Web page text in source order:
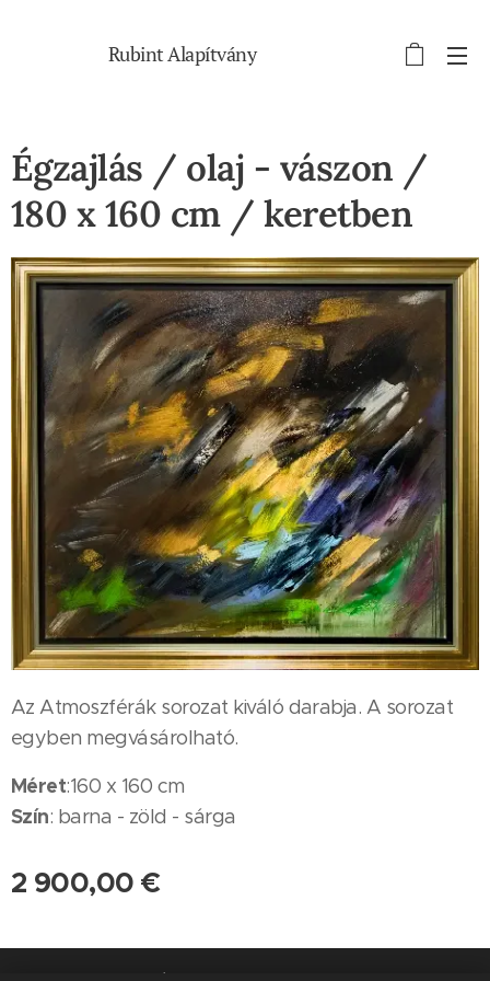
Rubint Alapítvány
Égzajlás / olaj - vászon /
180 x 160 cm / keretben
Az Atmoszférák sorozat kiváló darabja. A sorozat
egyben megvásárolható.
Méret:160 x 160 cm
Szín: barna - zöld - sárga
2 900,00 €